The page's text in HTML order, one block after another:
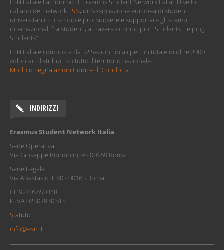
italiano del network ESN, un'associazione europea di studenti
universitari il cui scopo è promuovere e supportare gli scambi
internazionali fra studenti, attraverso il principio "Students Helping
Students".
ESN Italia è composta da 52 Sezioni locali per un totale di oltre 2000
volontari distribuiti su tutto il territorio nazionale.
Modulo Segnalazioni Codice di Condotta
INDIRIZZI
Erasmus Student Network Italia
Sede Operativa
Via Giuseppe Rondinini, 9 - 00169 Roma
Sede Legale
Via Anastasio II, 80 - 00165 Roma
CF 92105850348
P.IVA 02507830343
Statuto
info@esn.it